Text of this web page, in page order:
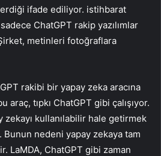
verdiği ifade ediliyor. istihbarat
ChatGPT rakip yazılımlar
metinleri fotoğraflara
rakibi bir yapay zeka aracına
araç, tıpkı ChatGPT gibi çalışıyor.
zekayı kullanılabilir hale getirmek
. Bunun nedeni yapay zekaya tam
LaMDA, ChatGPT gibi zaman